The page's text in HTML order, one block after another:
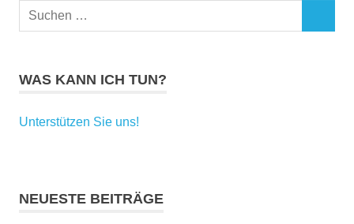
Suchen
WAS KANN ICH TUN?
Unterstützen Sie uns!
NEUESTE BEITRÄGE